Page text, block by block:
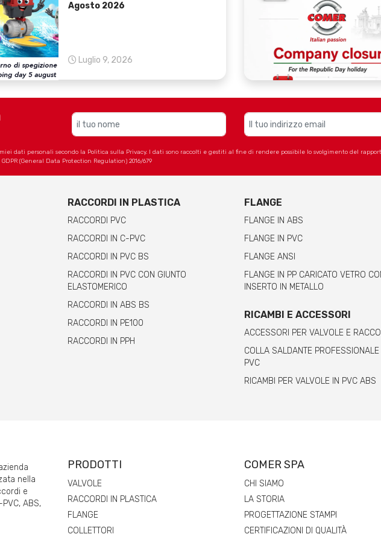
Agosto 2026
Luglio 9, 2026
dati personali secondo la Politica sulla Privacy. I dati sono raccolti e gestiti al fine di rendere possibile lo svolgimento del
(General Data Protection Regulation) 2016/679
RACCORDI IN PLASTICA
RACCORDI PVC
RACCORDI IN C-PVC
RACCORDI IN PVC BS
RACCORDI IN PVC CON GIUNTO
ELASTOMERICO
RACCORDI IN ABS BS
RACCORDI IN PE100
RACCORDI IN PPH
FLANGE
FLANGE IN ABS
FLANGE IN PVC
FLANGE ANSI
FLANGE IN PP CARICATO VETRO
INSERTO IN METALLO
RICAMBI E ACCESSORI
ACCESSORI PER VALVOLE E
COLLA SALDANTE PROFESSIONALE
PVC
RICAMBI PER VALVOLE IN PVC ABS
nella
e
ABS,
PRODOTTI
VALVOLE
RACCORDI IN PLASTICA
FLANGE
COLLETTORI
COMER SPA
CHI SIAMO
LA STORIA
PROGETTAZIONE STAMPI
CERTIFICAZIONI DI QUALITÀ